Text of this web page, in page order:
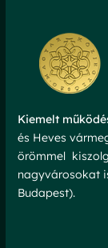
Kiemelt
és Heves
örömmel
nagyvárosokat
Budapest).